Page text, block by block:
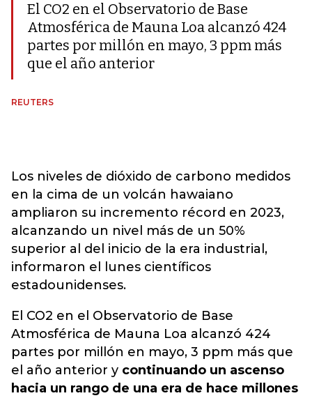
El CO2 en el Observatorio de Base
Atmosférica de Mauna Loa alcanzó 424
partes por millón en mayo, 3 ppm más
que el año anterior
REUTERS
Los niveles de dióxido de carbono medidos
en la cima de un volcán hawaiano
ampliaron su incremento récord en 2023,
alcanzando un nivel más de un 50%
superior al del inicio de la era industrial,
informaron el lunes científicos
estadounidenses.
El CO2 en el Observatorio de Base
Atmosférica de Mauna Loa alcanzó 424
partes por millón en mayo, 3 ppm más que
el año anterior y continuando un ascenso
hacia un rango de una era de hace millones